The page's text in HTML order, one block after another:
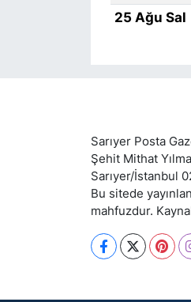
25 Ağu Sal
Sarıyer Posta
Şehit Mithat
Sarıyer/İstanbul
Bu sitede
mahfuzdur.